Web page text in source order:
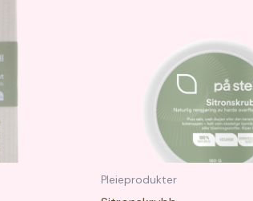
Pleieprodukter